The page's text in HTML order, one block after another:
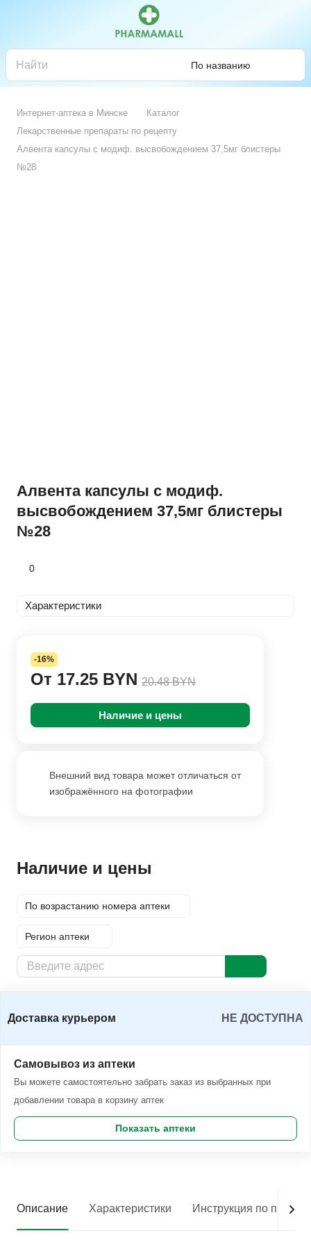
По названию
Интернет-аптека в Минске
Каталог
Лекарственные препараты по рецепту
Алвента капсулы с модиф. высвобождением 37,5мг блистеры
№28
Алвента капсулы с модиф.
высвобождением 37,5мг блистеры
№28
0
Характеристики
-16%
От 17.25 BYN 20.48 BYN
Наличие и цены
Внешний вид товара может отличаться от
изображённого на фотографии
Наличие и цены
По возрастанию номера аптеки
Регион аптеки
Доставка курьером
Доставка курьером НЕ ДОСТУПНА
Самовывоз из аптеки
Вы можете самостоятельно забрать заказ из выбранных при
добавлении товара в корзину аптек
Показать аптеки
Описание Характеристики Инструкция по